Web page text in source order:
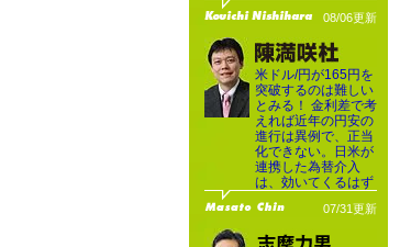
08/06更新
米ドル/円が165円を
突破するのは難しい
とみる！ 金利差で考
えれば近年の円安の
進行は異例で、正当
化できない。日米が
連携した為替介入
は、効いてくるはず
07/31更新